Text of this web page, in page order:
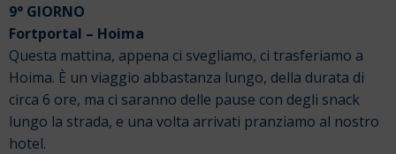
9° GIORNO
Fortportal – Hoima
Questa mattina, appena ci svegliamo, ci trasferiamo a
Hoima. È un viaggio abbastanza lungo, della durata di
circa 6 ore, ma ci saranno delle pause con degli snack
lungo la strada, e una volta arrivati pranziamo al nostro
hotel.